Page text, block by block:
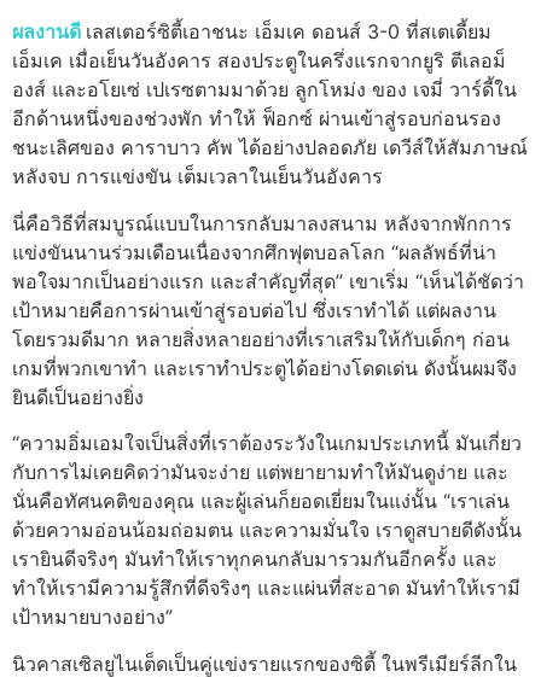
ผลงานดี เลสเตอร์ซิตี้เอาชนะ เอ็มเค ดอนส์ 3-0 ที่สเตเดี้ยม
เอ็มเค เมื่อเย็นวันอังคาร สองประตูในครึ่งแรกจากยูริ ตีเลอม็
องส์ และอโยเซ่ เปเรซตามมาด้วย ลูกโหม่ง ของ เจมี่ วาร์ดี้ใน
อีกด้านหนึ่งของช่วงพัก ทำให้ ฟ็อกซ์ ผ่านเข้าสู่รอบก่อนรอง
ชนะเลิศของ คาราบาว คัพ ได้อย่างปลอดภัย เดวีส์ให้สัมภาษณ์
หลังจบ การแข่งขัน เต็มเวลาในเย็นวันอังคาร
นี่คือวิธีที่สมบูรณ์แบบในการกลับมาลงสนาม หลังจากพักการ
แข่งขันนานร่วมเดือนเนื่องจากศึกฟุตบอลโลก “ผลลัพธ์ที่น่า
พอใจมากเป็นอย่างแรก และสำคัญที่สุด” เขาเริ่ม “เห็นได้ชัดว่า
เป้าหมายคือการผ่านเข้าสู่รอบต่อไป ซึ่งเราทำได้ แต่ผลงาน
โดยรวมดีมาก หลายสิ่งหลายอย่างที่เราเสริมให้กับเด็กๆ ก่อน
เกมที่พวกเขาทำ และเราทำประตูได้อย่างโดดเด่น ดังนั้นผมจึง
ยินดีเป็นอย่างยิ่ง
“ความอิ่มเอมใจเป็นสิ่งที่เราต้องระวังในเกมประเภทนี้ มันเกี่ยว
กับการไม่เคยคิดว่ามันจะง่าย แต่พยายามทำให้มันดูง่าย และ
นั่นคือทัศนคติของคุณ และผู้เล่นก็ยอดเยี่ยมในแง่นั้น “เราเล่น
ด้วยความอ่อนน้อมถ่อมตน และความมั่นใจ เราดูสบายดีดังนั้น
เรายินดีจริงๆ มันทำให้เราทุกคนกลับมารวมกันอีกครั้ง และ
ทำให้เรามีความรู้สึกที่ดีจริงๆ และแผ่นที่สะอาด มันทำให้เรามี
เป้าหมายบางอย่าง”
นิวคาสเซิลยูไนเต็ดเป็นคู่แข่งรายแรกของซิตี้ ในพรีเมียร์ลีกใน